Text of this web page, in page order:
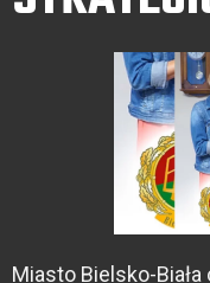
Miasto Bielsko-